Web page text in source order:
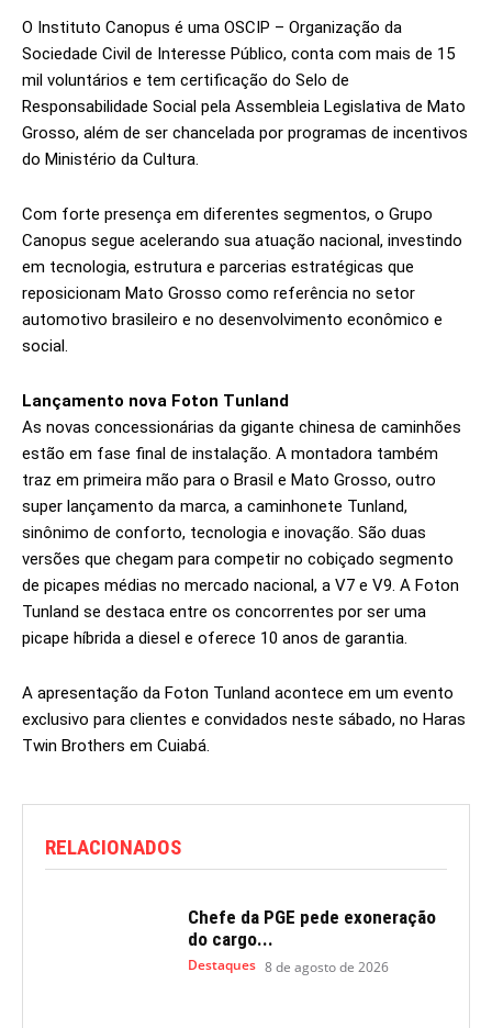
O Instituto Canopus é uma OSCIP – Organização da
Sociedade Civil de Interesse Público, conta com mais de 15
mil voluntários e tem certificação do Selo de
Responsabilidade Social pela Assembleia Legislativa de Mato
Grosso, além de ser chancelada por programas de incentivos
do Ministério da Cultura.
Com forte presença em diferentes segmentos, o Grupo
Canopus segue acelerando sua atuação nacional, investindo
em tecnologia, estrutura e parcerias estratégicas que
reposicionam Mato Grosso como referência no setor
automotivo brasileiro e no desenvolvimento econômico e
social.
Lançamento nova Foton Tunland
As novas concessionárias da gigante chinesa de caminhões
estão em fase final de instalação. A montadora também
traz em primeira mão para o Brasil e Mato Grosso, outro
super lançamento da marca, a caminhonete Tunland,
sinônimo de conforto, tecnologia e inovação. São duas
versões que chegam para competir no cobiçado segmento
de picapes médias no mercado nacional, a V7 e V9. A Foton
Tunland se destaca entre os concorrentes por ser uma
picape híbrida a diesel e oferece 10 anos de garantia.
A apresentação da Foton Tunland acontece em um evento
exclusivo para clientes e convidados neste sábado, no Haras
Twin Brothers em Cuiabá.
RELACIONADOS
Chefe da PGE pede exoneração
do cargo...
Destaques 8 de agosto de 2026